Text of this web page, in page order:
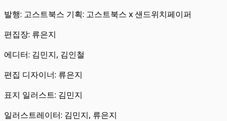
발행: 고스트북스 기획: 고스트북스 x 샌드위치페이퍼
편집장: 류은지
에디터: 김민지, 김인철
편집 디자이너: 류은지
표지 일러스트: 김민지
일러스트레이터: 김민지, 류은지